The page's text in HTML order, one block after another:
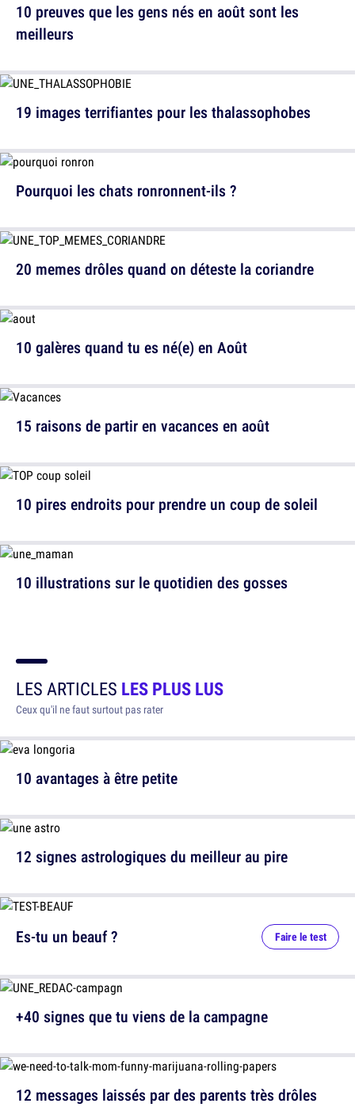
10 preuves que les gens nés en août sont les
meilleurs
Pourquoi les chats ronronnent-ils ?
10 galères quand tu es né(e) en Août
10 pires endroits pour prendre un coup de soleil
19 images terrifiantes pour les thalassophobes
20 memes drôles quand on déteste la coriandre
15 raisons de partir en vacances en août
10 illustrations sur le quotidien des gosses
LES ARTICLES LES PLUS LUS
Ceux qu'il ne faut surtout pas rater
10 avantages à être petite
12 signes astrologiques du meilleur au pire
12 messages laissés par des parents très drôles
Es-tu un beauf ? Faire le test
+40 signes que tu viens de la campagne